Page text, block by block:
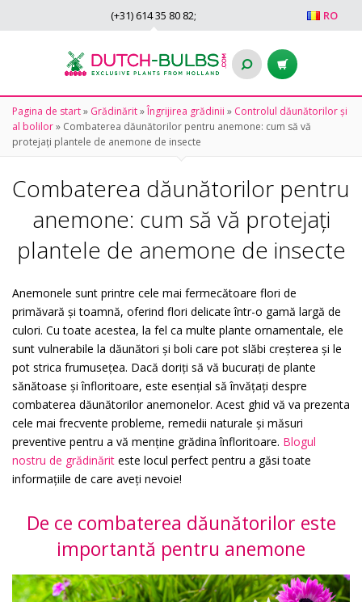
RO
(+31) 614 35 80 82;
Pagina de start» Grădinărit»Îngrijirea grădinii » Controlul dăunătorilor și
al bolilor» Combaterea dăunătorilor pentru anemone: cum să vă
protejați plantele de anemone de insecte
Combaterea dăunătorilor pentru
anemone: cum să vă protejați
plantele de anemone de insecte
Anemonele sunt printre cele mai fermecătoare flori de
primăvară și toamnă, oferind flori delicate într-o gamă largă de
culori. Cu toate acestea, la fel ca multe plante ornamentale, ele
sunt vulnerabile la dăunători și boli care pot slăbi creșterea și le
pot strica frumusețea. Dacă doriți să vă bucurați de plante
sănătoase și înfloritoare, este esențial să învățați despre
combaterea dăunătorilor anemonelor. Acest ghid vă va prezenta
cele mai frecvente probleme, remedii naturale și măsuri
preventive pentru a vă menține grădina înfloritoare. Blogul
nostru de grădinărit este locul perfect pentru a găsi toate
informațiile de care aveți nevoie!
De ce combaterea dăunătorilor este
importantă pentru anemone